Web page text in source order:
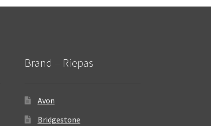
Brand – Riepas
Avon
Bridgestone